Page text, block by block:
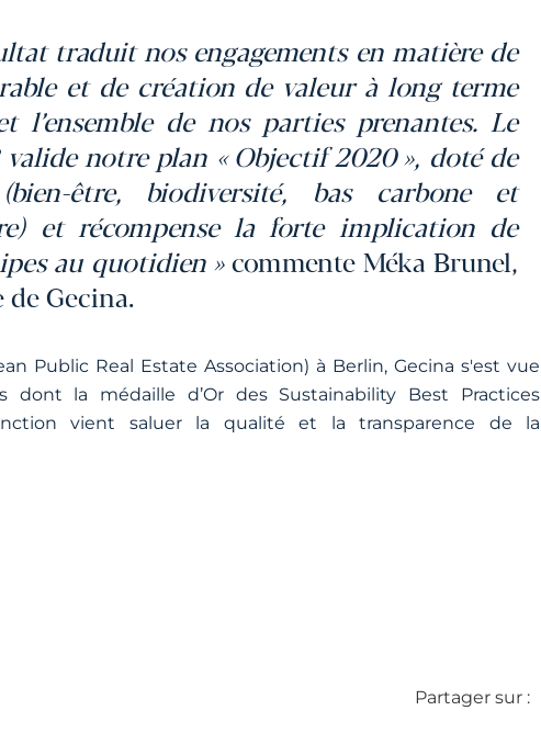
traduit nos engagements en matière de
et de création de valeur à long terme
l’ensemble de nos parties prenantes. Le
valide notre plan « Objectif 2020 », doté de
être, biodiversité, bas carbone et
et récompense la forte implication de
au quotidien »commente Méka Brunel,
de Gecina.
Public Real Estate Association) à Berlin, Gecina s'est vue
la médaille d’Or des Sustainability Best Practices
vient saluer la qualité et la transparence de la
Partager sur :